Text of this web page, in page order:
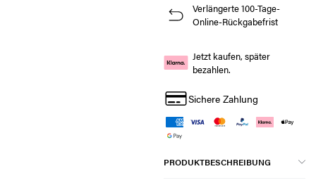
Verlängerte 100-Tage-
Online-Rückgabefrist
Jetzt kaufen, später
bezahlen.
Sichere Zahlung
PRODUKTBESCHREIBUNG